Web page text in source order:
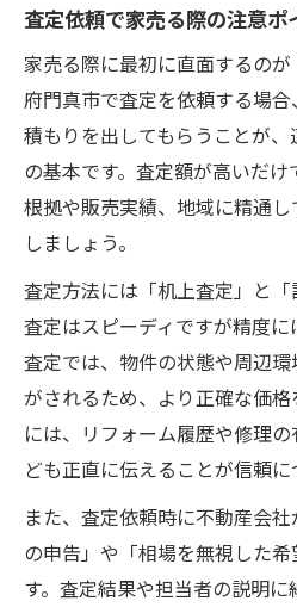
査定依頼で家売る際の注意ポ
家売る際に最初に直面するの
府門真市で査定を依頼する場
積もりを出してもらうことが
の基本です。査定額が高いだ
根拠や販売実績、地域に精通
しましょう。
査定方法には「机上査定」と
査定はスピーディですが精度
査定では、物件の状態や周辺
がされるため、より正確な価
には、リフォーム履歴や修理
ども正直に伝えることが信頼に
また、査定依頼時に不動産会
の申告」や「相場を無視した
す。査定結果や担当者の説明